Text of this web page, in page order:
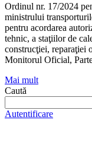
Ordinul nr. 17/2024
ministrului
pentru acordarea
tehnic, a staţiilor de
construcţiei, reparaţiei
Monitorul Oficial,
Mai mult
Caută
Autentificare